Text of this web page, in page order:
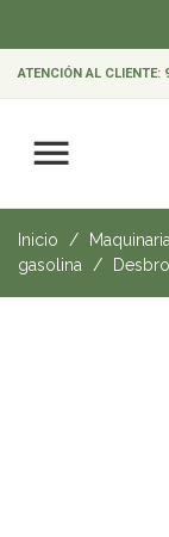
ATENCIÓN AL CLIENTE:
Inicio
gasolina